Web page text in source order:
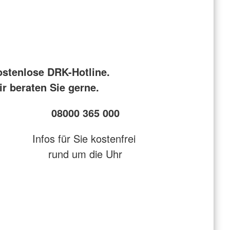
DRK-Hotline.
beraten Sie gerne.
08000 365 000
Infos für Sie kostenfrei
rund um die Uhr